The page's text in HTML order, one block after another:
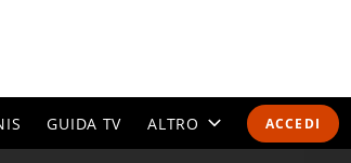
ACCEDI
GUIDA TV ALTRO